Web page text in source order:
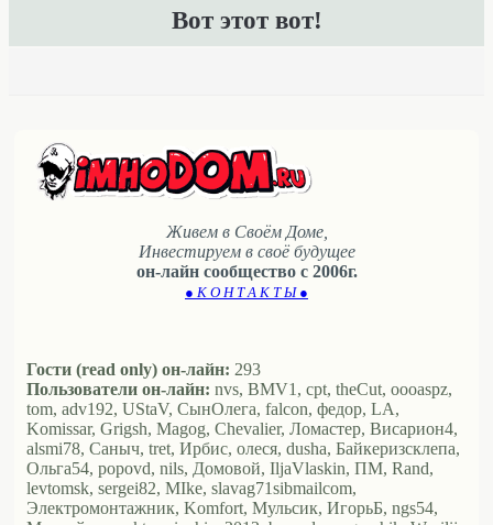
Вот этот вот!
Живем в Своём Доме,
Инвестируем в своё будущее
он-лайн сообщество с 2006г.
● К О Н Т А К Т Ы ●
Гости (read only) он-лайн: 293
Пользователи он-лайн: nvs, BMV1, cpt, theCut, oooaspz,
tom, adv192, UStaV, СынОлега, falcon, федор, LA,
Komissar, Grigsh, Magog, Chevalier, Ломастер, Висариoн4,
alsmi78, Саныч, tret, Ирбис, олеся, dusha, Байкеризсклепа,
Ольга54, popovd, nils, Домовой, IljaVlaskin, ПМ, Rand,
levtomsk, sergei82, MIke, slavag71sibmailcom,
Электромонтажник, Komfort, Мульсик, ИгорьБ, ngs54,